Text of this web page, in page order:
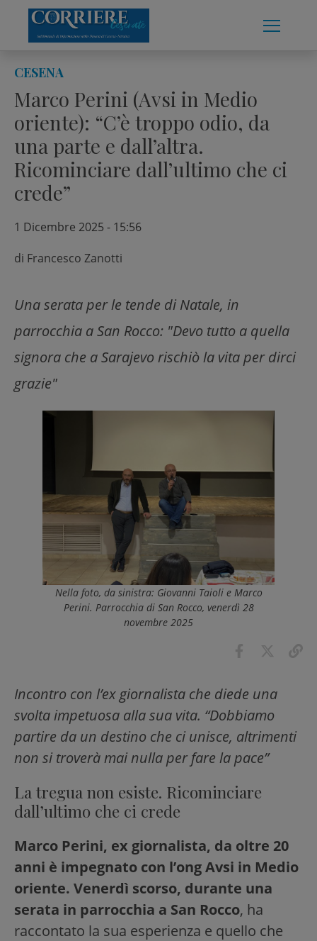
content
CESENA
Marco Perini (Avsi in Medio
oriente): “C’è troppo odio, da
una parte e dall’altra.
Ricominciare dall’ultimo che ci
crede”
1 Dicembre 2025 - 15:56
di Francesco Zanotti
Una serata per le tende di Natale, in
parrocchia a San Rocco: "Devo tutto a quella
signora che a Sarajevo rischiò la vita per dirci
grazie"
Nella foto, da sinistra: Giovanni Taioli e Marco
Perini. Parrocchia di San Rocco, venerdì 28
novembre 2025
Incontro con l’ex giornalista che diede una
svolta impetuosa alla sua vita. “Dobbiamo
partire da un destino che ci unisce, altrimenti
non si troverà mai nulla per fare la pace”
La tregua non esiste. Ricominciare
dall’ultimo che ci crede
Marco Perini, ex giornalista, da oltre 20
anni è impegnato con l’ong Avsi in Medio
oriente. Venerdì scorso, durante una
serata in parrocchia a San Rocco, ha
raccontato la sua esperienza e quello che